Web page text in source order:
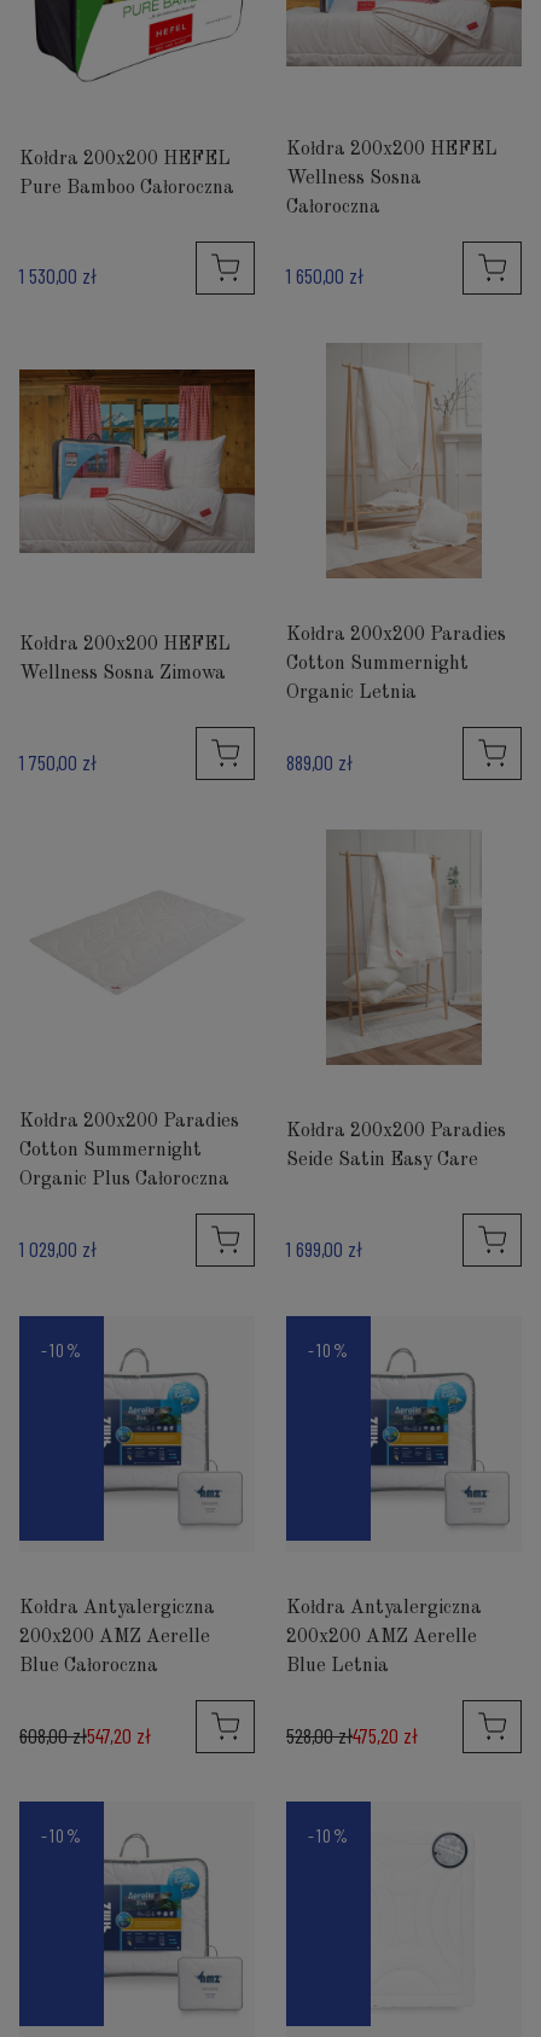
Kołdra 200x200 HEFEL
Pure Bamboo Całoroczna
1 530,00 zł
Kołdra 200x200 HEFEL
Wellness Sosna
Całoroczna
1 650,00 zł
Kołdra 200x200 HEFEL
Wellness Sosna Zimowa
1 750,00 zł
Kołdra 200x200 Paradies
Cotton Summernight
Organic Letnia
889,00 zł
Kołdra 200x200 Paradies
Cotton Summernight
Organic Plus Całoroczna
1 029,00 zł
Kołdra 200x200 Paradies
Seide Satin Easy Care
1 699,00 zł
-10%
Kołdra Antyalergiczna
200x200 AMZ Aerelle
Blue Całoroczna
547,20 zł
608,00 zł
-10%
Kołdra Antyalergiczna
200x200 AMZ Aerelle
Blue Letnia
475,20 zł
528,00 zł
-10% -10%